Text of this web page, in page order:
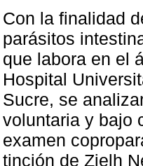
Con la finalidad
parásitos
que labora en el
Hospital
Sucre, se
voluntaria y bajo
examen
tinción de Zielh